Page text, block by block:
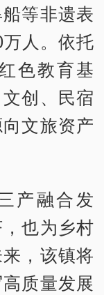
等非遗表
人。依托
色教育基
创、民宿
文旅资产
产融合发
也为乡村
，该镇将
质量发展